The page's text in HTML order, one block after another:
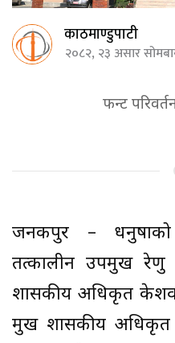
काठमाण्डुपाटी
२०८२, २३ असार
फन्ट
जनकपुर – धनुषाको
तत्कालीन उपप्रमुख
प्रशासकीय अधिकृत
प्रमुख प्रशासकीय